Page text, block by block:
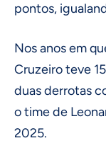
pontos,
Nos anos em
Cruzeiro teve
duas derrotas
o time de
2025.